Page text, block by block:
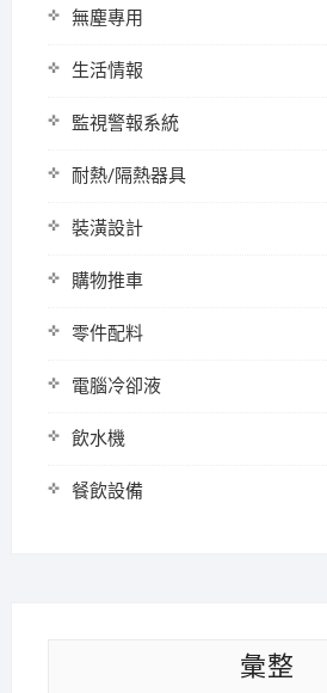
無塵專用
生活情報
監視警報系統
耐熱/隔熱器具
裝潢設計
購物推車
零件配料
電腦冷卻液
飲水機
餐飲設備
彙整